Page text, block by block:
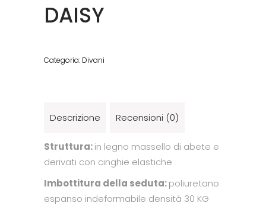
DAISY
Categoria: Divani
Descrizione Recensioni (0)
Struttura:in legno massello di abete e
derivati con cinghie elastiche
Imbottitura della seduta:poliuretano
espanso indeformabile densità 30 KG